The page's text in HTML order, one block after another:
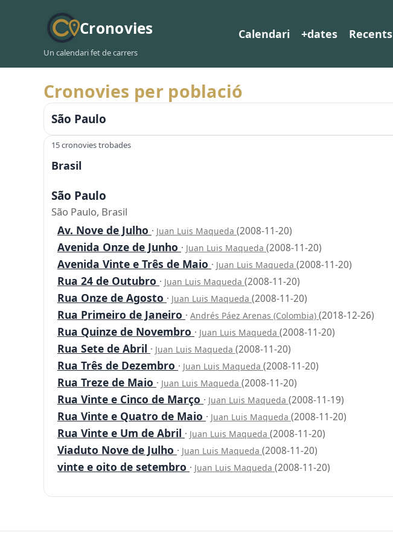
Cronovies
Un calendari fet de carrers
Calendari +dates Recents
Cronovies per població
São Paulo
15 cronovies trobades
Brasil
São Paulo
São Paulo, Brasil
Av. Nove de Julho · Juan Luis Maqueda (2008-11-20)
Avenida Onze de Junho · Juan Luis Maqueda (2008-11-20)
Avenida Vinte e Três de Maio · Juan Luis Maqueda (2008-11-20)
Rua 24 de Outubro · Juan Luis Maqueda (2008-11-20)
Rua Onze de Agosto · Juan Luis Maqueda (2008-11-20)
Rua Primeiro de Janeiro · Andrés Páez Arenas (Colombia) (2018-12-26)
Rua Quinze de Novembro · Juan Luis Maqueda (2008-11-20)
Rua Sete de Abril · Juan Luis Maqueda (2008-11-20)
Rua Três de Dezembro · Juan Luis Maqueda (2008-11-20)
Rua Treze de Maio · Juan Luis Maqueda (2008-11-20)
Rua Vinte e Cinco de Março · Juan Luis Maqueda (2008-11-19)
Rua Vinte e Quatro de Maio · Juan Luis Maqueda (2008-11-20)
Rua Vinte e Um de Abril · Juan Luis Maqueda (2008-11-20)
Viaduto Nove de Julho · Juan Luis Maqueda (2008-11-20)
vinte e oito de setembro · Juan Luis Maqueda (2008-11-20)